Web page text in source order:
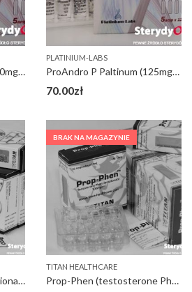
ProAndro M Paltinum (300mg) op 5 ml
PLATINIUM-LABS
ProAndro P Paltinum (125mg) op 5 ml
70.00zł
Prop (Testosterone Propionate)
BRAK NA MAGAZYNIE
TITAN HEALTHCARE
Prop-Phen (testosterone Phenylopropionate 100)